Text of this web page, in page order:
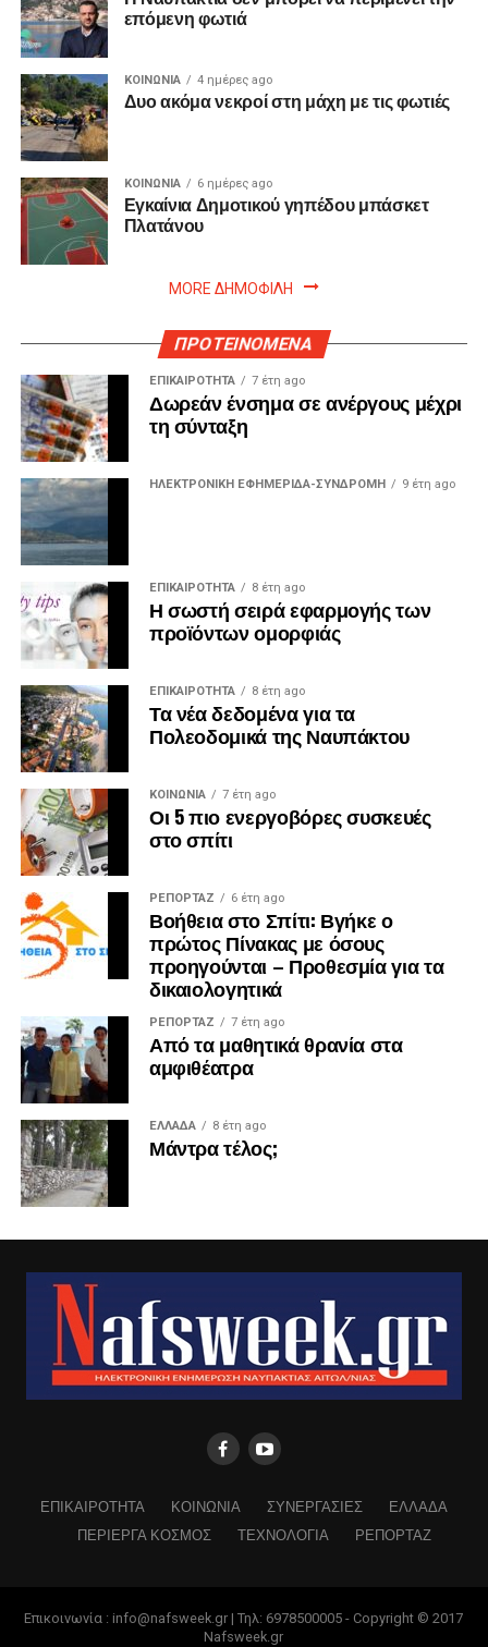
επόμενη φωτιά
ΚΟΙΝΩΝΙΑ 4 ημέρες ago
Δυο ακόμα νεκροί στη μάχη με τις φωτιές
ΚΟΙΝΩΝΙΑ 6 ημέρες ago
Εγκαίνια Δημοτικού γηπέδου μπάσκετ
Πλατάνου
MORE ΔΗΜΟΦΙΛΗ
ΠΡΟΤΕΙΝΟΜΕΝΑ
ΕΠΙΚΑΙΡΟΤΗΤΑ 7 έτη ago
Δωρεάν ένσημα σε ανέργους μέχρι
τη σύνταξη
ΗΛΕΚΤΡΟΝΙΚΗ ΕΦΗΜΕΡΙΔΑ-ΣΥΝΔΡΟΜΗ 9 έτη ago
ΕΠΙΚΑΙΡΟΤΗΤΑ 8 έτη ago
Η σωστή σειρά εφαρμογής των
προϊόντων ομορφιάς
ΕΠΙΚΑΙΡΟΤΗΤΑ 8 έτη ago
Τα νέα δεδομένα για τα
Πολεοδομικά της Ναυπάκτου
ΚΟΙΝΩΝΙΑ 7 έτη ago
Οι 5 πιο ενεργοβόρες συσκευές
στο σπίτι
ΡΕΠΟΡΤΑΖ 6 έτη ago
Βοήθεια στο Σπίτι: Βγήκε ο
πρώτος Πίνακας με όσους
προηγούνται – Προθεσμία για τα
δικαιολογητικά
ΡΕΠΟΡΤΑΖ 7 έτη ago
Από τα μαθητικά θρανία στα
αμφιθέατρα
ΕΛΛΑΔΑ 8 έτη ago
Μάντρα τέλος;
ΕΠΙΚΑΙΡΟΤΗΤΑ ΚΟΙΝΩΝΙΑ ΣΥΝΕΡΓΑΣΙΕΣ
ΕΛΛΑΔΑ
ΠΕΡΙΕΡΓΑ ΚΟΣΜΟΣ
ΤΕΧΝΟΛΟΓΙΑ ΡΕΠΟΡΤΑΖ
Επικοινωνία : info@nafsweek.gr | Τηλ: 6978500005 - Copyright © 2017
Nafsweek.gr